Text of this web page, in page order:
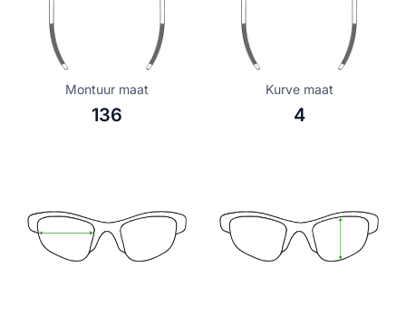
Montuur maat
136
Kurve maat
4